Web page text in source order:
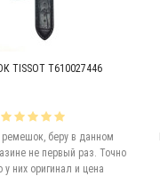
TISSOT T610027446
беру в данном
не первый раз. Точно
у них оригинал и цена